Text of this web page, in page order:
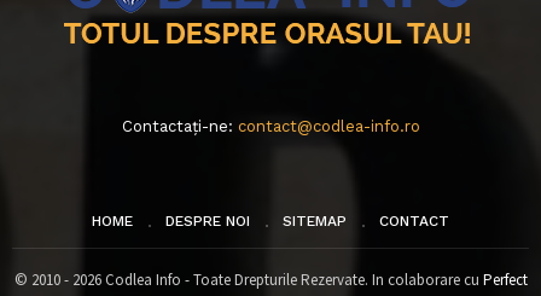
Contactați-ne: contact@codlea-info.ro
HOME DESPRE NOI SITEMAP CONTACT
© 2010 - 2026 Codlea Info - Toate Drepturile Rezervate. In colaborare cu Perfect